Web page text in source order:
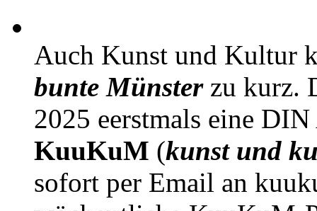
Auch Kunst und Kultur
bunte Münsterzu kurz.
2025 eerstmals eine
KuuKuM (kunst und
sofort per Email an